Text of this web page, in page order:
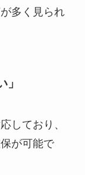
多く見られ
しており、
が可能で